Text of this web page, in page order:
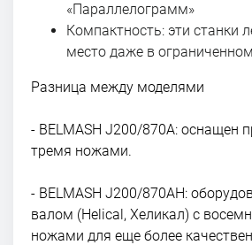
«Параллелограмм»
Компактность: эти станки
место даже в
Разница между моделями
- BELMASH J200/870A: оснащен
тремя ножами.
- BELMASH J200/870AH:
валом (Helical, Хеликал) с
ножами для еще более